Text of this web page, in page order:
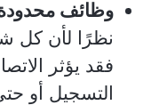
وظائف
نظرًا لأن كل
فقد يؤثر
التسجيل أو